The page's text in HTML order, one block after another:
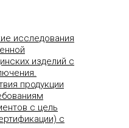
исследования
изделий с
продукции
с цель
с